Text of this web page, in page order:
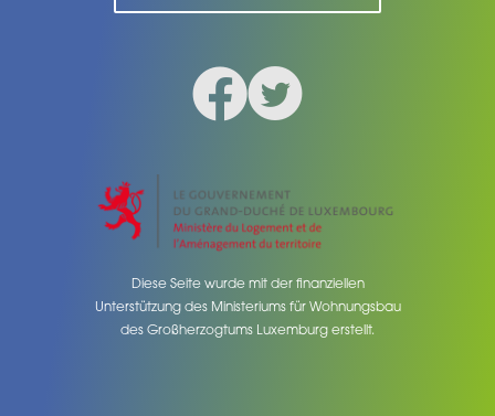
Diese Seite wurde mit der finanziellen
Unterstützung des Ministeriums für Wohnungsbau
des Großherzogtums Luxemburg erstellt.